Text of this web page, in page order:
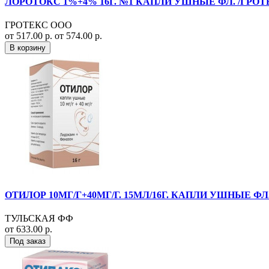
ГРОТЕКС ООО
от 517.00 р. от 574.00 р.
В корзину
ОТИЛОР 10МГ/Г+40МГ/Г. 15МЛ/16Г. КАПЛИ УШНЫЕ
ТУЛЬСКАЯ ФФ
от 633.00 р.
Под заказ